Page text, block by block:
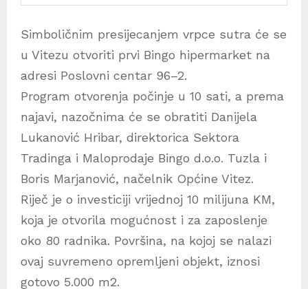
Simboličnim presijecanjem vrpce sutra će se
u Vitezu otvoriti prvi Bingo hipermarket na
adresi Poslovni centar 96–2.
Program otvorenja počinje u 10 sati, a prema
najavi, nazočnima će se obratiti Danijela
Lukanović Hribar, direktorica Sektora
Tradinga i Maloprodaje Bingo d.o.o. Tuzla i
Boris Marjanović, načelnik Općine Vitez.
Riječ je o investiciji vrijednoj 10 milijuna KM,
koja je otvorila mogućnost i za zaposlenje
oko 80 radnika. Površina, na kojoj se nalazi
ovaj suvremeno opremljeni objekt, iznosi
gotovo 5.000 m2.